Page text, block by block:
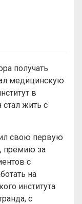
получать
медицинскую
в
стал жить с
свою первую
премию за
с
на
института
с